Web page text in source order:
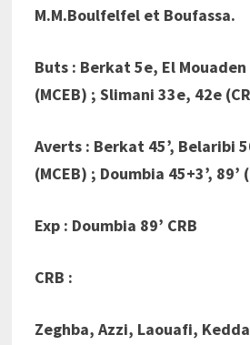
M.M.Boulfelfel et Boufassa.
Buts : Berkat 5e, El
(MCEB) ; Slimani 33e, 42e
Averts : Berkat 45’, Belaribi
(MCEB) ; Doumbia 45+3’, 89’
Exp : Doumbia 89’ CRB
CRB :
Zeghba, Azzi, Laouafi,